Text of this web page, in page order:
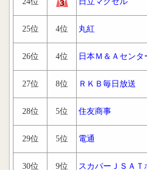
25位 4位 丸紅
26位 4位 日本Ｍ＆Ａセンタ
27位 8位 ＲＫＢ毎日放送
28位 5位 住友商事
29位 5位 電通
30位 9位 スカパーＪＳＡＴ